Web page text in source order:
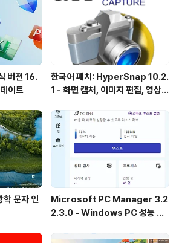
버전 16.
이트
한국어 패치: HyperSnap 10.2.
1 - 화면 캡처, 이미지 편집, 영상
문자 인
Microsoft PC Manager 3.2
2.3.0 - Windows PC 성능 향